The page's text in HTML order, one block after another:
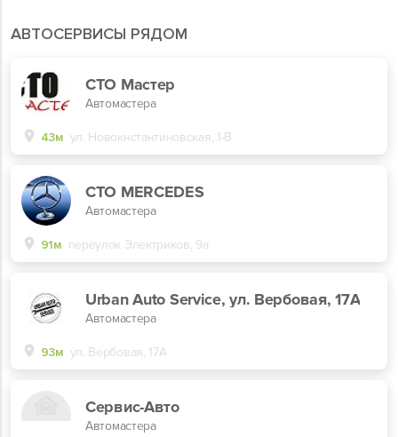
АВТОСЕРВИСЫ РЯДОМ
СТО Мастер
Автомастера
43м ул. Новокнстантиновская, 1-В
СТО MERCEDES
Автомастера
91м переулок Электриков, 9а
Urban Auto Service, ул. Вербовая, 17А
Автомастера
93м ул. Вербовая, 17А
Сервис-Авто
Автомастера